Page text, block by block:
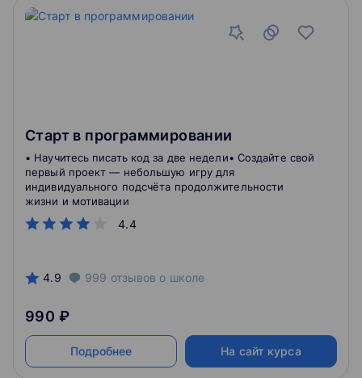
Старт в программировании
4.4
• Научитесь писать код за две недели• Создайте свой
первый проект — небольшую игру для
индивидуального подсчёта продолжительности
жизни и мотивации
4.9 999 отзывов о школе
990 ₽
Подробнее На сайт курса